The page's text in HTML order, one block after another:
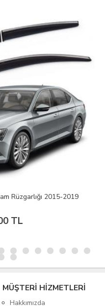
Golf 4 Mugen Cam
MÜŞTERİ HİZMETLERİ
Hakkımızda